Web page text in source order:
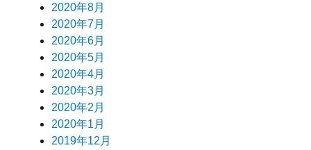
2020年8月
2020年7月
2020年6月
2020年5月
2020年4月
2020年3月
2020年2月
2020年1月
2019年12月